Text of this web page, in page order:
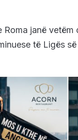
janë vetëm
të Ligës